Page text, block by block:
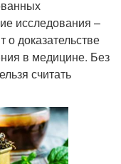
исследования –
о доказательстве
в медицине. Без
считать